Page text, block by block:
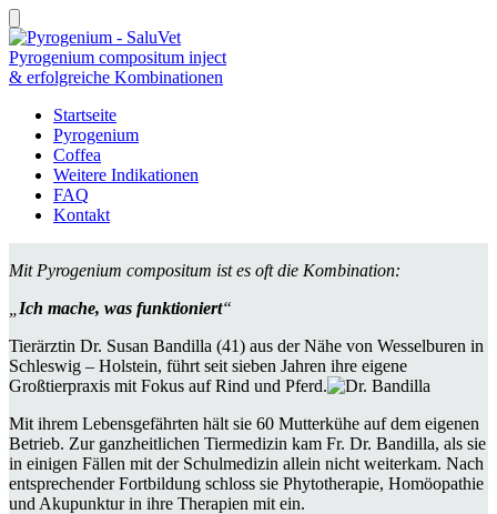
Pyrogenium compositum inject
& erfolgreiche Kombinationen
Startseite
Pyrogenium
Coffea
Weitere Indikationen
FAQ
Kontakt
Mit Pyrogenium compositum ist es oft die Kombination:
Ich mache, was funktioniert“
Tierärztin Dr. Susan Bandilla (41) aus der Nähe von Wesselburen in
Schleswig – Holstein, führt seit sieben Jahren ihre eigene
Großtierpraxis mit Fokus auf Rind und Pferd.
Mit ihrem Lebensgefährten hält sie 60 Mutterkühe auf dem eigenen
Betrieb. Zur ganzheitlichen Tiermedizin kam Fr. Dr. Bandilla, als sie
in einigen Fällen mit der Schulmedizin allein nicht weiterkam. Nach
entsprechender Fortbildung schloss sie Phytotherapie, Homöopathie
und Akupunktur in ihre Therapien mit ein.